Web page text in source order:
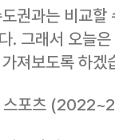
권과는 비교
. 그래서 오늘
져보도록 하겠
스포츠